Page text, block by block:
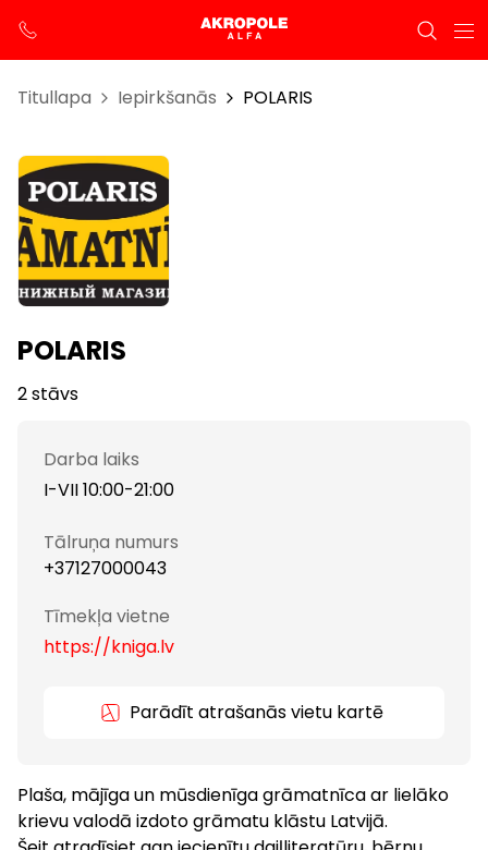
Titullapa Iepirkšanās POLARIS
POLARIS
2 stāvs
Darba laiks
I-VII 10:00-21:00
Tālruņa numurs
+37127000043
Tīmekļa vietne
https://kniga.lv
Parādīt atrašanās vietu kartē
Plaša, mājīga un mūsdienīga grāmatnīca ar lielāko
krievu valodā izdoto grāmatu klāstu Latvijā.